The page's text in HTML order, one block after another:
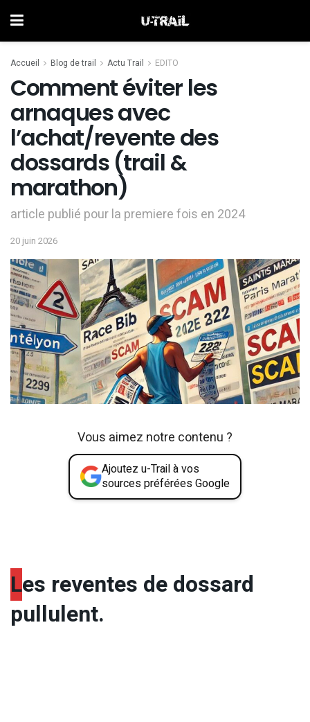
Accueil Blog de trail Actu Trail EDITO
Comment éviter les
arnaques avec
l’achat/revente des
dossards (trail &
marathon)
article publié pour la premiere fois en 2024
20 juin 2026
Vous aimez notre contenu ?
Ajoutez u-Trail à vos
sources préférées Google
Les reventes de dossard
pullulent.